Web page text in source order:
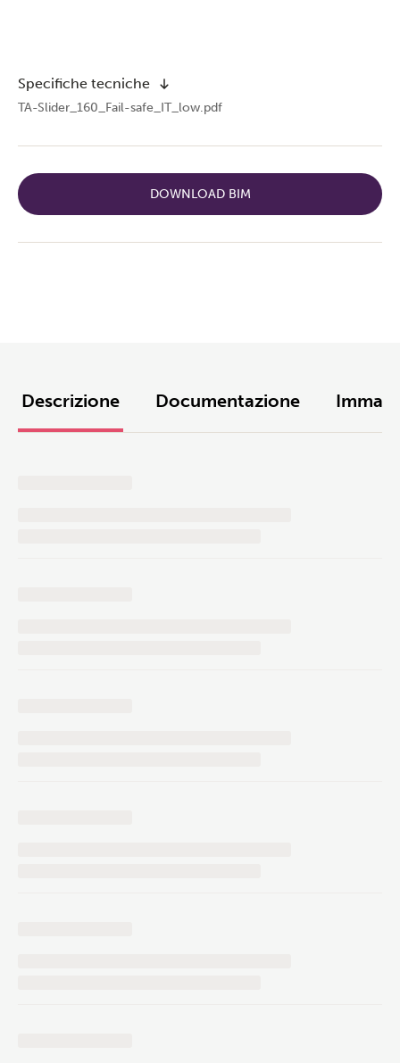
Specifiche tecniche
TA-Slider_160_Fail-safe_IT_low.pdf
DOWNLOAD BIM
Descrizione Documentazione